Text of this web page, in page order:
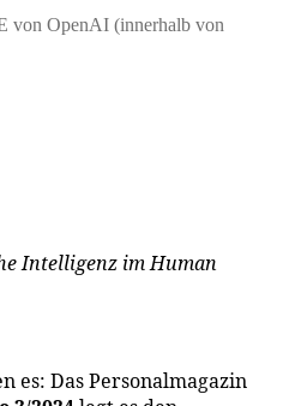
von OpenAI (innerhalb von
Intelligenz im Human
es: Das Personalmagazin